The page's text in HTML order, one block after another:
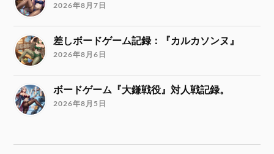
2026年8月7日
差しボードゲーム記録：『カルカソンヌ』
2026年8月6日
ボードゲーム『大鎌戦役』対人戦記録。
2026年8月5日